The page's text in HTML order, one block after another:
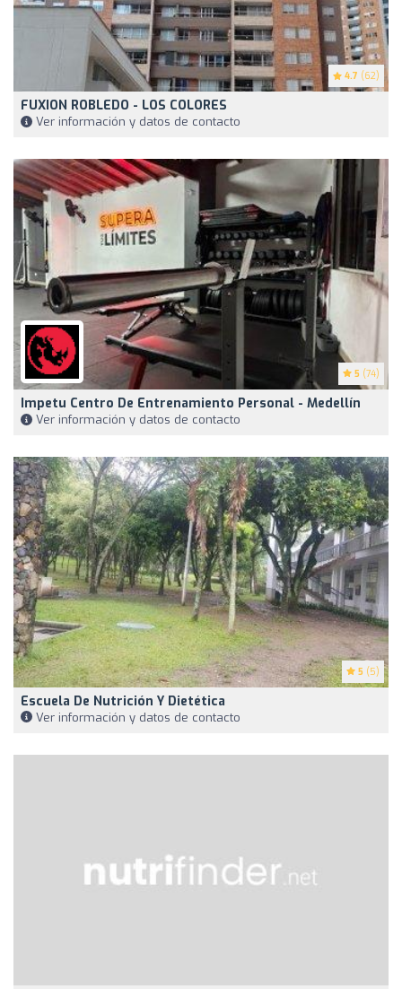
4.7 (62)
FUXION ROBLEDO - LOS COLORES
Ver información y datos de contacto
5 (74)
Impetu Centro De Entrenamiento Personal - Medellín
Ver información y datos de contacto
5 (5)
Escuela De Nutrición Y Dietética
Ver información y datos de contacto